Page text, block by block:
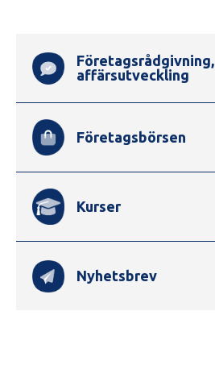
Genvägar
Företagsrådgivning,
affärsutveckling
Företagsbörsen
Kurser
Nyhetsbrev